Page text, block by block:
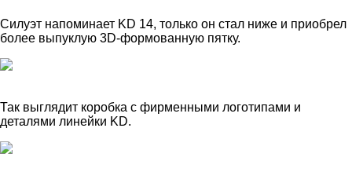
Силуэт напоминает KD 14, только он стал ниже и приобрел
более выпуклую 3D-формованную пятку.
Так выглядит коробка с фирменными логотипами и
деталями линейки KD.